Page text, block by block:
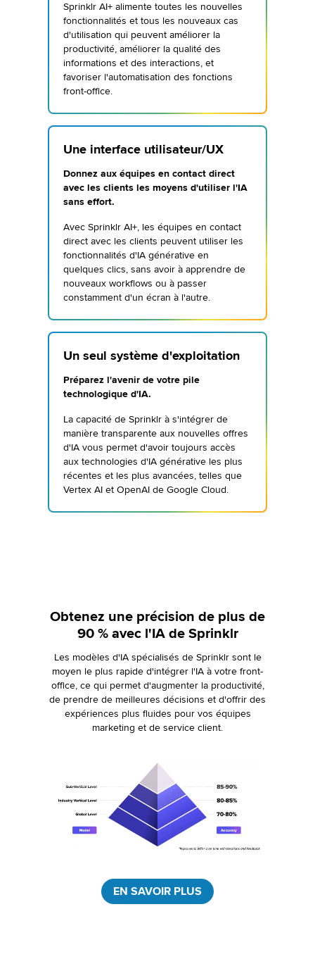
Sprinklr AI+ alimente toutes les nouvelles
fonctionnalités et tous les nouveaux cas
d'utilisation qui peuvent améliorer la
productivité, améliorer la qualité des
informations et des interactions, et
favoriser l'automatisation des fonctions
front-office.
Une interface utilisateur/UX
Donnez aux équipes en contact direct
avec les clients les moyens d'utiliser l'IA
sans effort.
Avec Sprinklr AI+, les équipes en contact
direct avec les clients peuvent utiliser les
fonctionnalités d'IA générative en
quelques clics, sans avoir à apprendre de
nouveaux workflows ou à passer
constamment d'un écran à l'autre.
Un seul système d'exploitation
Préparez l'avenir de votre pile
technologique d'IA.
La capacité de Sprinklr à s'intégrer de
manière transparente aux nouvelles offres
d'IA vous permet d'avoir toujours accès
aux technologies d'IA générative les plus
récentes et les plus avancées, telles que
Vertex AI et OpenAI de Google Cloud.
Obtenez une précision de plus de
90 % avec l'IA de Sprinklr
Les modèles d'IA spécialisés de Sprinklr sont le
moyen le plus rapide d'intégrer l'IA à votre front-
office, ce qui permet d'augmenter la productivité,
de prendre de meilleures décisions et d'offrir des
expériences plus fluides pour vos équipes
marketing et de service client.
EN SAVOIR PLUS